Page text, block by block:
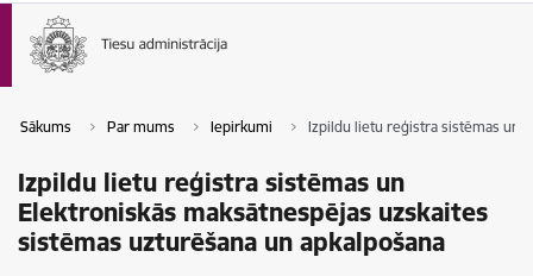
Sākums Par mums Iepirkumi Izpildu lietu reģistra sistēmas un
Izpildu lietu reģistra sistēmas un
Elektroniskās maksātnespējas uzskaites
sistēmas uzturēšana un apkalpošana